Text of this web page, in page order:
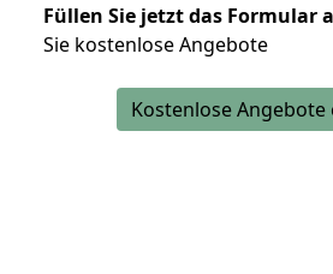
Füllen Sie jetzt das Formular
Sie kostenlose Angebote
Kostenlose Angebote